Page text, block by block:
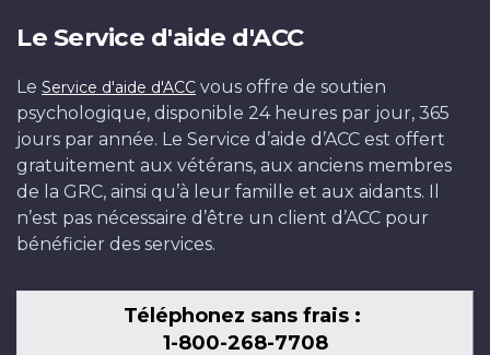
Le Service d'aide d'ACC
Le Service d'aide d'ACC vous offre de soutien
psychologique, disponible 24 heures par jour, 365
jours par année. Le Service d’aide d’ACC est offert
gratuitement aux vétérans, aux anciens membres
de la GRC, ainsi qu’à leur famille et aux aidants. Il
n’est pas nécessaire d’être un client d’ACC pour
bénéficier des services.
Téléphonez sans frais :
1-800-268-7708